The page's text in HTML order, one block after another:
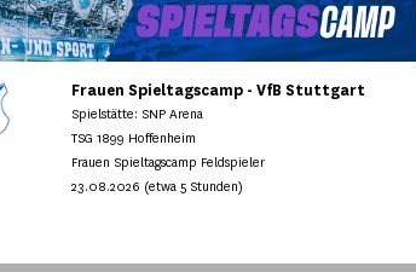
Frauen Spieltagscamp - VfB Stuttgart
Spielstätte: SNP Arena
TSG 1899 Hoffenheim
Frauen Spieltagscamp Feldspieler
23.08.2026 (etwa 5 Stunden)